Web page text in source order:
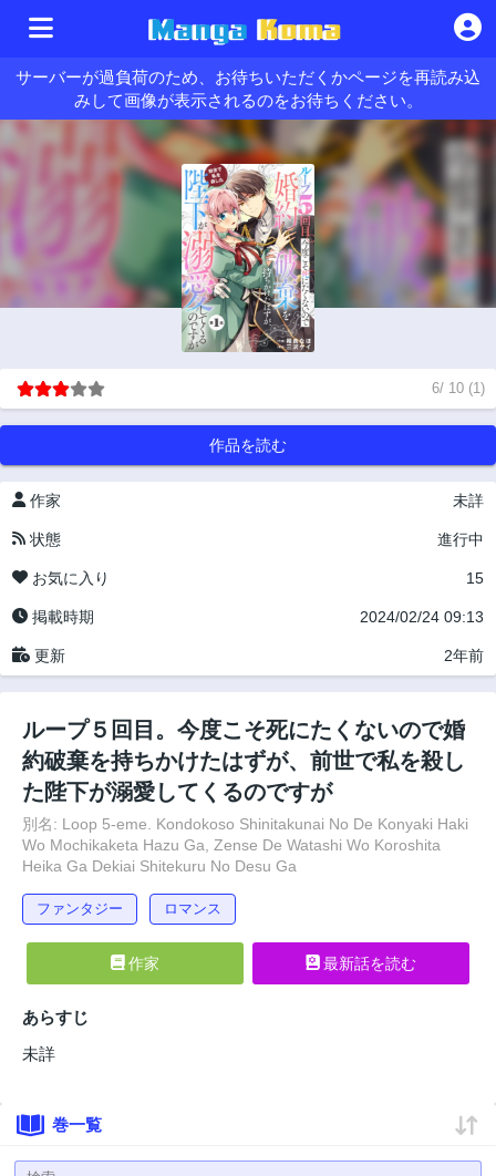
サーバーが過負荷のため、お待ちいただくかページを再読み込
みして画像が表示されるのをお待ちください。
6/ 10 (1)
作品を読む
作家 未詳
状態 進行中
お気に入り 15
掲載時期 2024/02/24 09:13
更新 2年前
ループ５回目。今度こそ死にたくないので婚
約破棄を持ちかけたはずが、前世で私を殺し
た陛下が溺愛してくるのですが
別名: Loop 5-eme. Kondokoso Shinitakunai No De Konyaki Haki
Wo Mochikaketa Hazu Ga, Zense De Watashi Wo Koroshita
Heika Ga Dekiai Shitekuru No Desu Ga
ファンタジー ロマンス
作家 最新話を読む
あらすじ
未詳
巻一覧